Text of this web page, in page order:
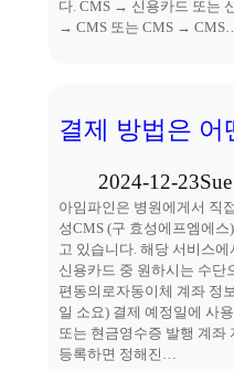
다. CMS → 신용카드 또는
→ CMS 또는 CMS →
결제 방법은 어
2024-12-23Sue
아임파인은 병원에게서 직
성CMS (구 효성에프엠에
고 있습니다. 해당 서비스
신용카드 중 원하시는 수단
편동의로자동이체 계좌 정
일 소요) 결제 예정일에 사
또는 현금영수증 발행 계좌
등록하면 정해진…